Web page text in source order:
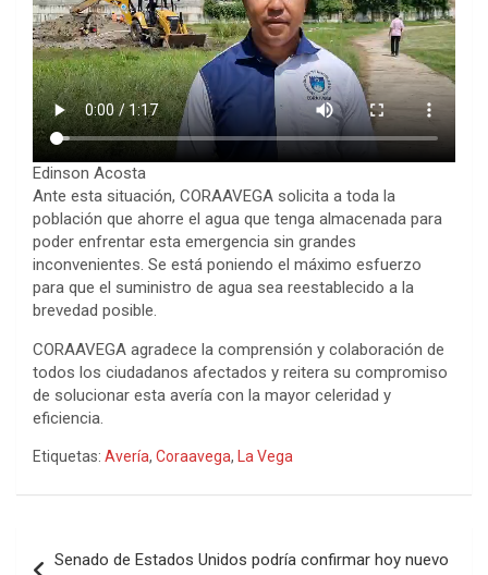
Edinson Acosta
Ante esta situación, CORAAVEGA solicita a toda la
población que ahorre el agua que tenga almacenada para
poder enfrentar esta emergencia sin grandes
inconvenientes. Se está poniendo el máximo esfuerzo
para que el suministro de agua sea reestablecido a la
brevedad posible.
CORAAVEGA agradece la comprensión y colaboración de
todos los ciudadanos afectados y reitera su compromiso
de solucionar esta avería con la mayor celeridad y
eficiencia.
Etiquetas: Avería, Coraavega, La Vega
Senado de Estados Unidos podría confirmar hoy nuevo